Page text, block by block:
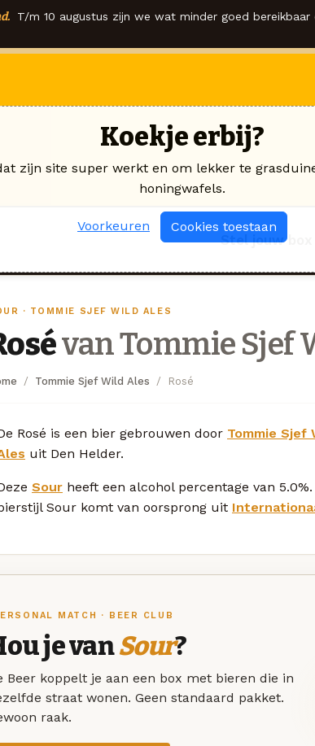
T/m 10 augustus zijn we wat minder goed
Stel jouw box
· TOMMIE SJEF WILD ALES
van Tommie Sjef
Tommie Sjef Wild Ales Rosé
Rosé is een bier gebrouwen door Tommie Sjef
uit Den Helder.
Sour heeft een alcohol percentage van 5.0%.
Sour komt van oorsprong uit
MATCH · BEER CLUB
je vanSour?
Beer koppelt je aan een box met bieren die in
straat wonen. Geen standaard pakket.
raak.
Koekje erbij?
zijn site super werkt en om lekker te
honingwafels.
Voorkeuren Cookies toestaan